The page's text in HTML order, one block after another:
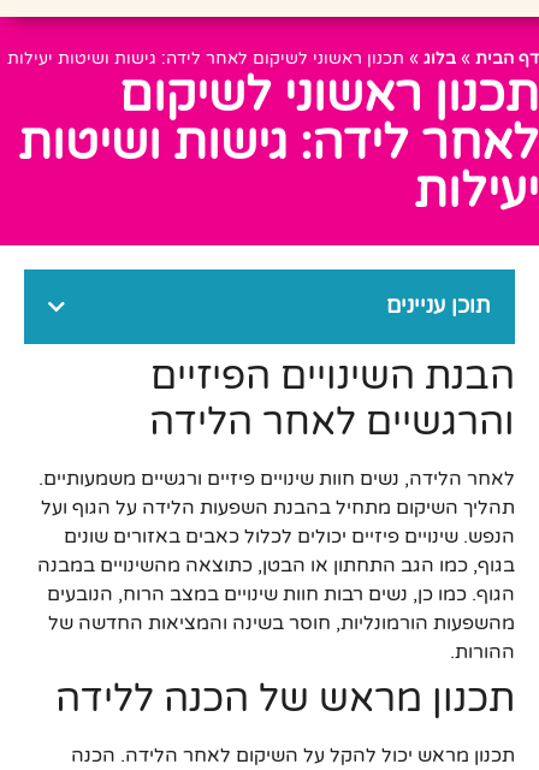
דף הבית » בלוג » תכנון ראשוני לשיקום לאחר לידה: גישות ושיטות יעילות
תכנון ראשוני לשיקום
לאחר לידה: גישות ושיטות
יעילות
תוכן עניינים
הבנת השינויים הפיזיים
והרגשיים לאחר הלידה
לאחר הלידה, נשים חוות שינויים פיזיים ורגשיים משמעותיים.
תהליך השיקום מתחיל בהבנת השפעות הלידה על הגוף ועל
הנפש. שינויים פיזיים יכולים לכלול כאבים באזורים שונים
בגוף, כמו הגב התחתון או הבטן, כתוצאה מהשינויים במבנה
הגוף. כמו כן, נשים רבות חוות שינויים במצב הרוח, הנובעים
מהשפעות הורמונליות, חוסר בשינה והמציאות החדשה של
ההורות.
תכנון מראש של הכנה ללידה
תכנון מראש יכול להקל על השיקום לאחר הלידה. הכנה